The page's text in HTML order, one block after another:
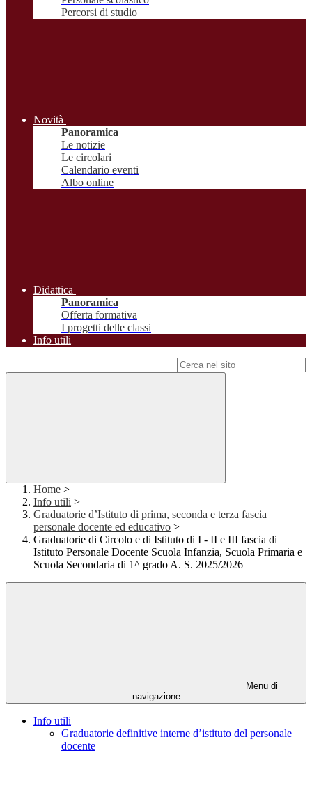
Percorsi di studio
Novità
Panoramica
Le notizie
Le circolari
Calendario eventi
Albo online
Didattica
Panoramica
Offerta formativa
I progetti delle classi
Info utili
Home >
Info utili >
Graduatorie d’Istituto di prima, seconda e terza fascia
personale docente ed educativo >
Graduatorie di Circolo e di Istituto di I - II e III fascia di
Istituto Personale Docente Scuola Infanzia, Scuola Primaria e
Scuola Secondaria di 1^ grado A. S. 2025/2026
Menu di
navigazione
Info utili
Graduatorie definitive interne d’istituto del personale
docente